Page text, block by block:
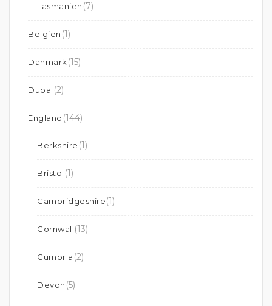
Tasmanien (7)
Belgien (1)
Danmark (15)
Dubai(2)
England (144)
Berkshire (1)
Bristol (1)
Cambridgeshire(1)
Cornwall(13)
Cumbria (2)
Devon (5)